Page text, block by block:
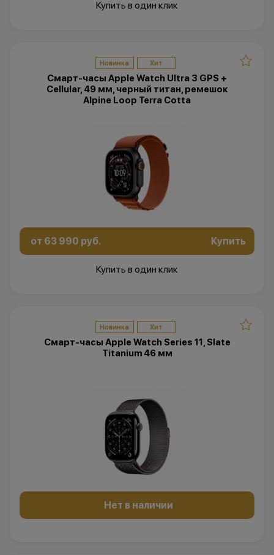
Купить в один клик
Новинка Хит
Смарт-часы Apple Watch Ultra 3 GPS +
Cellular, 49 мм, черный титан, ремешок
Alpine Loop Terra Cotta
от 63 990 руб. Купить
Купить в один клик
Новинка Хит
Смарт-часы Apple Watch Series 11, Slate
Titanium 46 мм
Нет в наличии